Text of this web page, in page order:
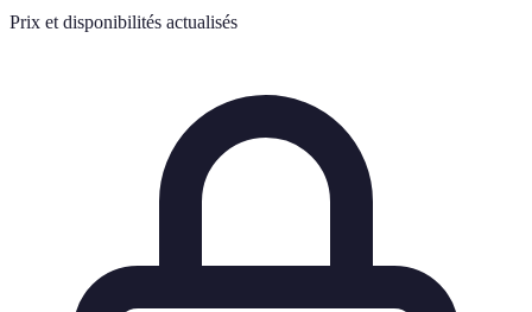
Prix et disponibilités actualisés